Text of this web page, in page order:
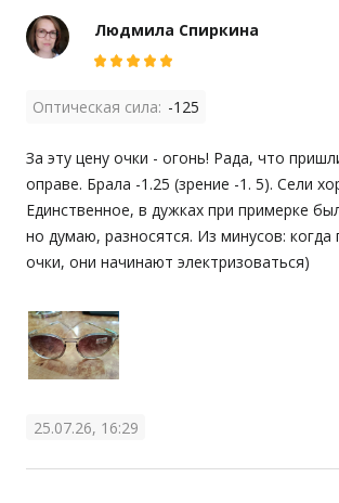
Людмила Спиркина
Оптическая сила: -125
За эту цену очки - огонь! Рада, что
оправе. Брала -1.25 (зрение -1. 5). Сели
Единственное, в дужках при примерке
но думаю, разносятся. Из минусов: когда
очки, они начинают электризоваться)
25.07.26, 16:29